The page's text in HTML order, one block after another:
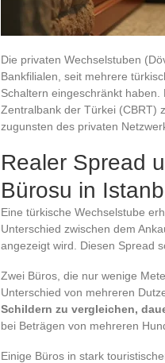
Die privaten Wechselstuben
Bankfilialen, seit mehrere
Schaltern eingeschränkt
Zentralbank der Türkei (CBRT)
zugunsten des privaten
Realer Spread
Bürosu in
Eine türkische Wechselstube
Unterschied zwischen dem
angezeigt wird. Diesen Spread
Zwei Büros, die nur wenige
Unterschied von mehreren
Schildern zu vergleichen,
bei Beträgen von mehreren
Einige Büros in stark